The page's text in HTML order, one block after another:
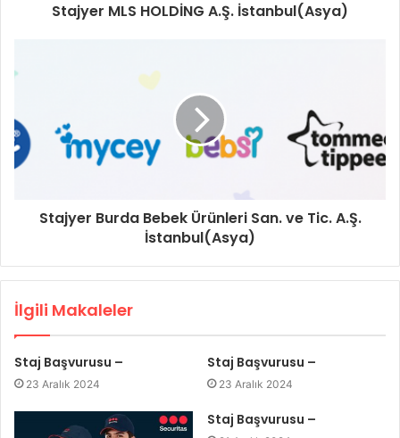
Stajyer MLS HOLDİNG A.Ş. İstanbul(Asya)
Stajyer Burda Bebek Ürünleri San. ve Tic. A.Ş.
İstanbul(Asya)
İlgili Makaleler
Staj Başvurusu –
23 Aralık 2024
Staj Başvurusu –
23 Aralık 2024
Staj Başvurusu –